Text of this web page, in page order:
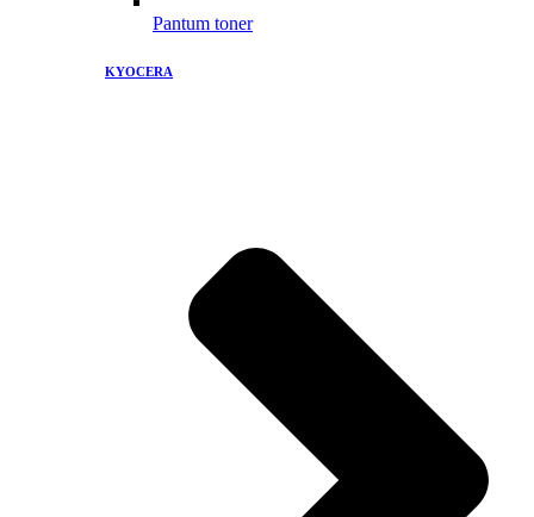
Pantum toner
KYOCERA